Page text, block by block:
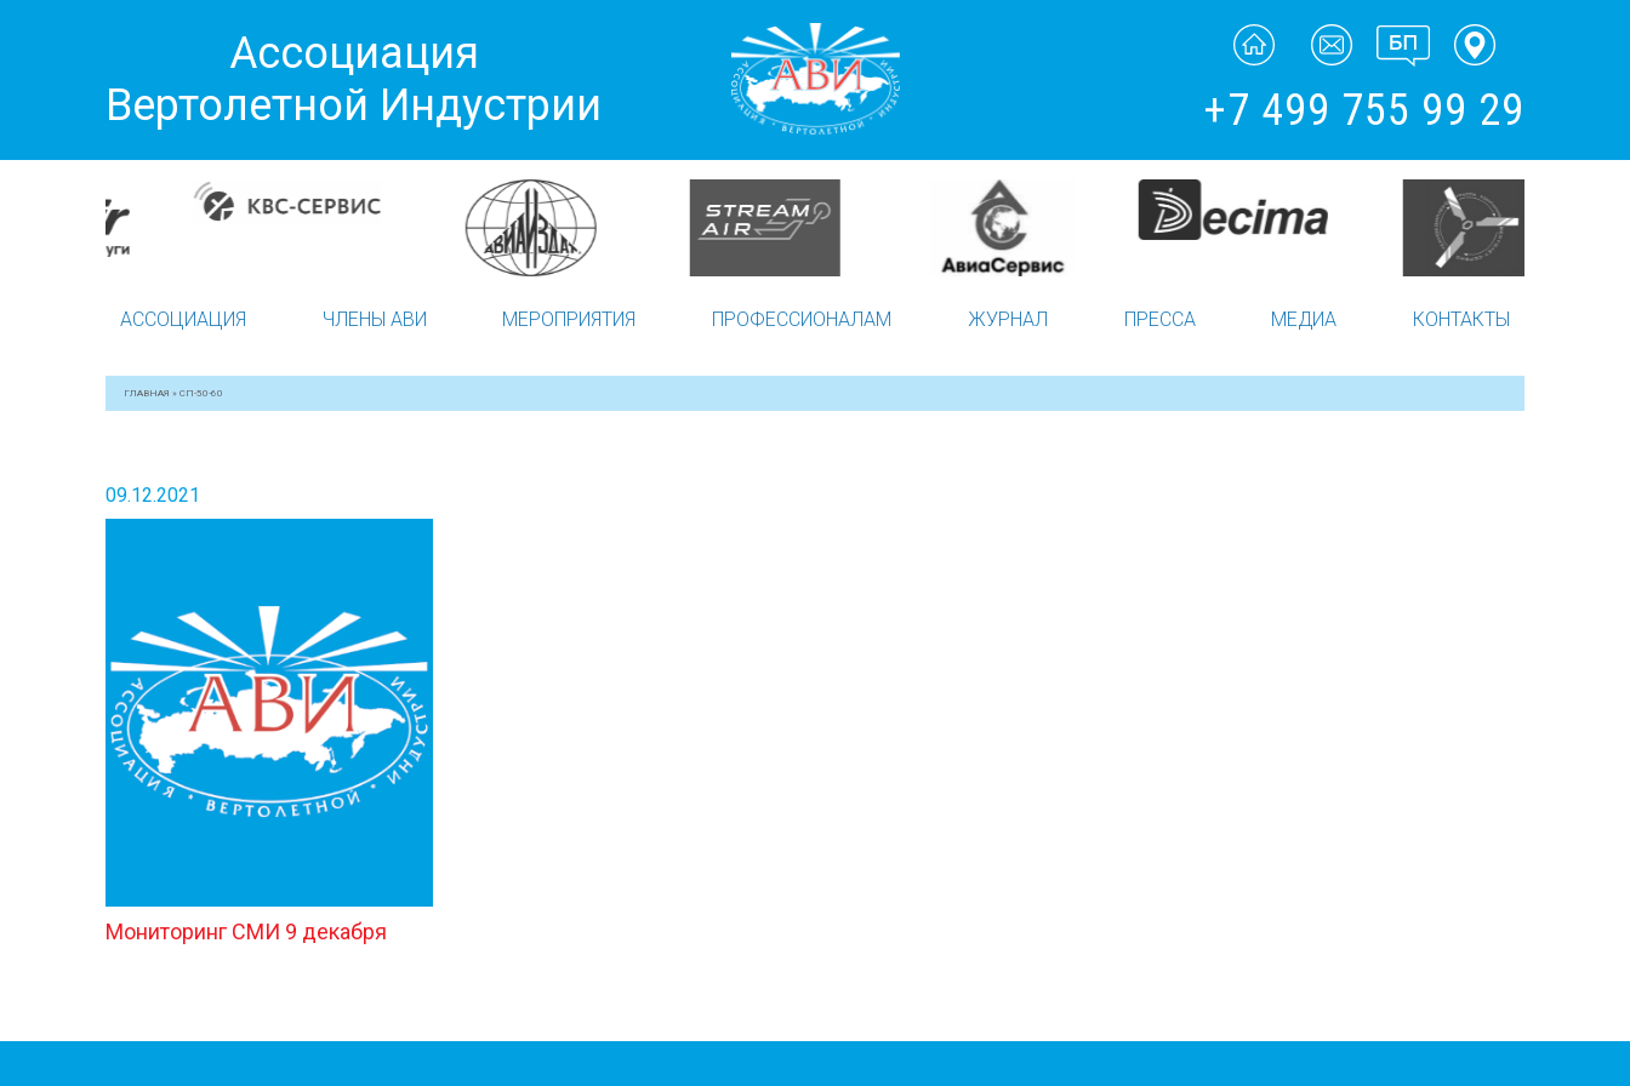
Ассоциация
Вертолетной Индустрии
+7 499 755 99 29
АССОЦИАЦИЯ ЧЛЕНЫ АВИ МЕРОПРИЯТИЯ ПРОФЕССИОНАЛАМ ЖУРНАЛ ПРЕССА МЕДИА КОНТАКТЫ
ГЛАВНАЯ » СП-50-60
09.12.2021
Мониторинг СМИ 9 декабря